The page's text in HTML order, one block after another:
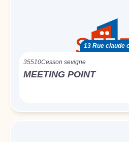
13 Rue claude
35510Cesson sevigne
MEETING POINT